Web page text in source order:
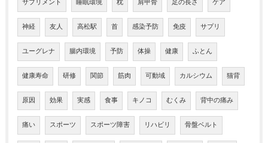
神経 友人 高松駅 首 感染予防 免疫 サプリ
ユーグレナ 腸内環境 予防 体操 健康 ふとん
健康寿命 研修 関節 筋肉 可動域 カルシウム 猫背
原因 効果 実感 食事 キノコ むくみ 背中の痛み
痛い スポーツ スポーツ障害 リハビリ 骨盤ベルト